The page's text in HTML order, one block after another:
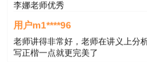
李娜老师优秀
用户m1****96
老师讲得非常好，老师在讲义上分
写正楷一点就更完美了